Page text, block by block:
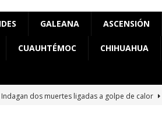
GALEANA ASCENSIÓN
CUAUHTÉMOC CHIHUAHUA
Indagan dos muertes ligadas a golpe de calor